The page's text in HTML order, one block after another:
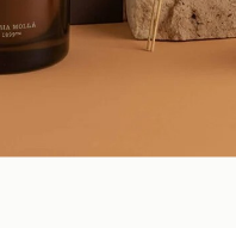
ISS. Всегда
не менее 50 см на
и устраните запахи
чтобы очистить и
ткань для очистки и